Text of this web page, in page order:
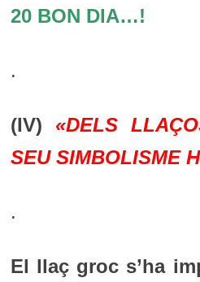
20 BON DIA…!
.
(IV) «DELS
SEU SIMBOLISME
.
El llaç groc s’ha